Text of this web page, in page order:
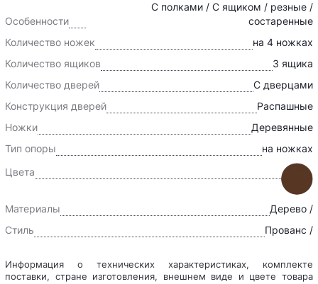
Особенности
С полками / С ящиком / резные /
состаренные
Количество ножек
на 4 ножках
Количество ящиков
3 ящика
Количество дверей
С дверцами
Конструкция дверей
Распашные
Ножки
Деревянные
Тип опоры
на ножках
Цвета
Материалы
Дерево /
Стиль
Прованс /
Информация о технических характеристиках, комплекте
поставки, стране изготовления, внешнем виде и цвете товара